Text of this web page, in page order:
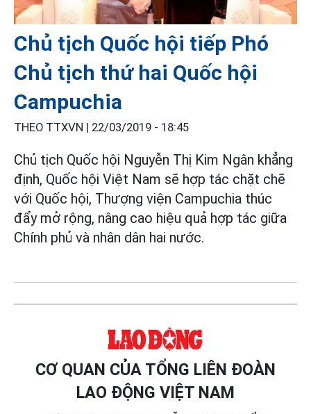
Chủ tịch Quốc hội tiếp Phó
Chủ tịch thứ hai Quốc hội
Campuchia
THEO TTXVN | 22/03/2019 - 18:45
Chủ tịch Quốc hội Nguyễn Thị Kim Ngân khẳng
định, Quốc hội Việt Nam sẽ hợp tác chặt chẽ
với Quốc hội, Thượng viện Campuchia thúc
đẩy mở rộng, nâng cao hiệu quả hợp tác giữa
Chính phủ và nhân dân hai nước.
CƠ QUAN CỦA TỔNG LIÊN ĐOÀN
LAO ĐỘNG VIỆT NAM